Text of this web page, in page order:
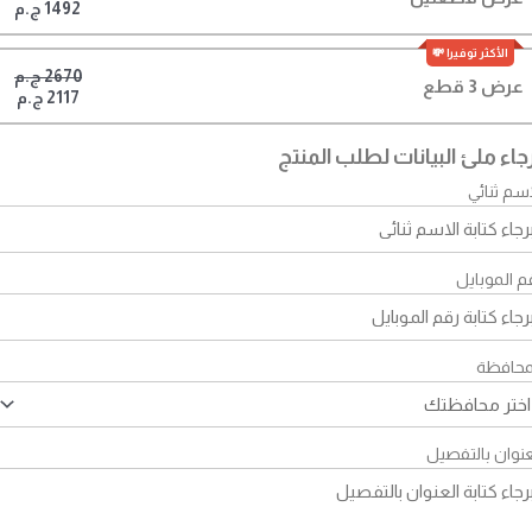
1492 ج.م
عرض 3 قطع
2670 ج.م
2117 ج.م
ملئ البيانات لطلب المنتج
ثنائي
الموبايل
بالتفصيل